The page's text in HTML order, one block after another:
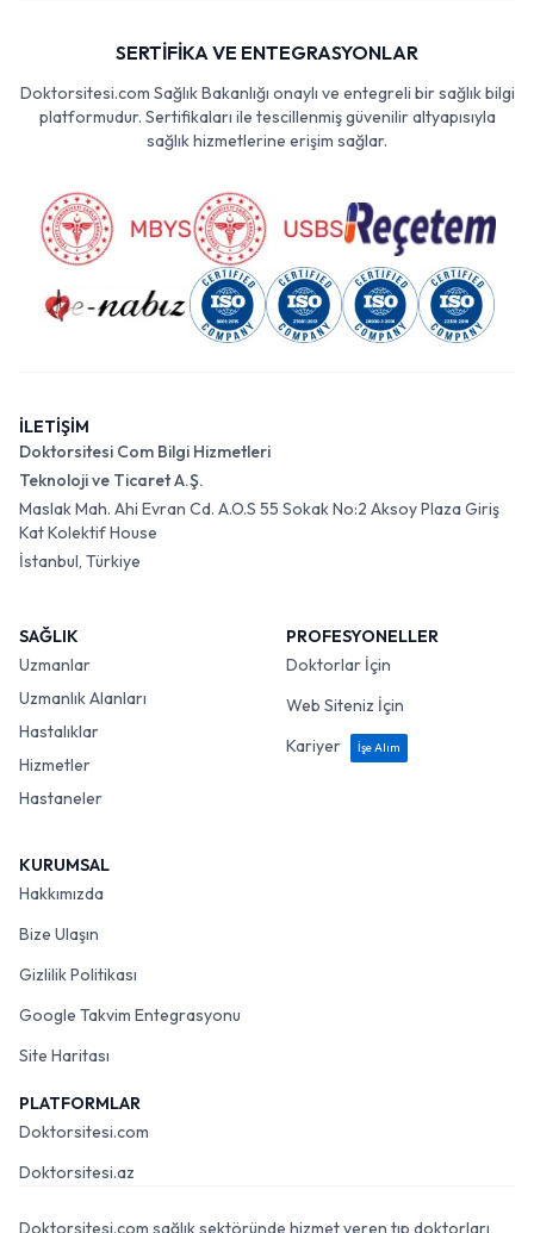
SERTİFİKA VE ENTEGRASYONLAR
Doktorsitesi.com Sağlık Bakanlığı onaylı ve entegreli bir sağlık bilgi
platformudur. Sertifikaları ile tescillenmiş güvenilir altyapısıyla
sağlık hizmetlerine erişim sağlar.
İLETİŞİM
Doktorsitesi Com Bilgi Hizmetleri
Teknoloji ve Ticaret A.Ş.
Maslak Mah. Ahi Evran Cd. A.O.S 55 Sokak No:2 Aksoy Plaza Giriş
Kat Kolektif House
İstanbul, Türkiye
SAĞLIK
Uzmanlar
Uzmanlık Alanları
Hastalıklar
Hizmetler
Hastaneler
PROFESYONELLER
Doktorlar İçin
Web Siteniz İçin
Kariyer
İşe Alım
KURUMSAL
Hakkımızda
Bize Ulaşın
Gizlilik Politikası
Google Takvim Entegrasyonu
Site Haritası
PLATFORMLAR
Doktorsitesi.com
Doktorsitesi.az
Doktorsitesi.com sağlık sektöründe hizmet veren tıp doktorları,